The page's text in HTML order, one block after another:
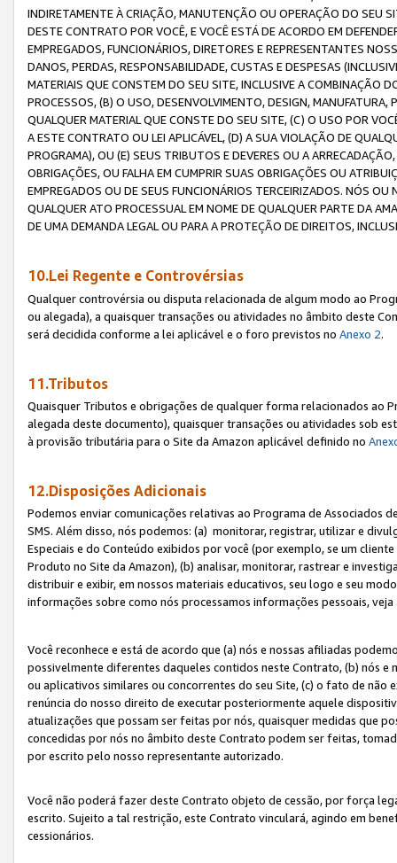
INDIRETAMENTE À CRIAÇÃO, MANUTENÇÃO OU OPERAÇÃO DO SEU
DESTE CONTRATO POR VOCÊ, E VOCÊ ESTÁ DE ACORDO EM
EMPREGADOS, FUNCIONÁRIOS, DIRETORES E REPRESENTANTES
DANOS, PERDAS, RESPONSABILIDADE, CUSTAS E DESPESAS
MATERIAIS QUE CONSTEM DO SEU SITE, INCLUSIVE A COMBINAÇÃO
PROCESSOS, (B) O USO, DESENVOLVIMENTO, DESIGN,
QUALQUER MATERIAL QUE CONSTE DO SEU SITE, (C) O USO POR
A ESTE CONTRATO OU LEI APLICÁVEL, (D) A SUA VIOLAÇÃO DE
PROGRAMA), OU (E) SEUS TRIBUTOS E DEVERES OU A
OBRIGAÇÕES, OU FALHA EM CUMPRIR SUAS OBRIGAÇÕES OU
EMPREGADOS OU DE SEUS FUNCIONÁRIOS TERCEIRIZADOS. NÓS
QUALQUER ATO PROCESSUAL EM NOME DE QUALQUER PARTE DA
DE UMA DEMANDA LEGAL OU PARA A PROTEÇÃO DE DIREITOS,
10.Lei Regente e Controvérsias
Qualquer controvérsia ou disputa relacionada de algum modo ao
ou alegada), a quaisquer transações ou atividades no âmbito deste
será decidida conforme a lei aplicável e o foro previstos no Anexo 2.
11.Tributos
Quaisquer Tributos e obrigações de qualquer forma relacionados ao
alegada deste documento), quaisquer transações ou atividades sob
à provisão tributária para o Site da Amazon aplicável definido no
12.Disposições Adicionais
Podemos enviar comunicações relativas ao Programa de Associados
SMS. Além disso, nós podemos: (a) monitorar, registrar, utilizar e
Especiais e do Conteúdo exibidos por você (por exemplo, se um
Produto no Site da Amazon), (b) analisar, monitorar, rastrear e
distribuir e exibir, em nossos materiais educativos, seu logo e seu
informações sobre como nós processamos informações pessoais,
Você reconhece e está de acordo que (a) nós e nossas afiliadas
possivelmente diferentes daqueles contidos neste Contrato, (b) nós
ou aplicativos similares ou concorrentes do seu Site, (c) o fato de
renúncia do nosso direito de executar posteriormente aquele
atualizações que possam ser feitas por nós, quaisquer medidas que
concedidas por nós no âmbito deste Contrato podem ser feitas,
por escrito pelo nosso representante autorizado.
Você não poderá fazer deste Contrato objeto de cessão, por força
escrito. Sujeito a tal restrição, este Contrato vinculará, agindo em
cessionários.